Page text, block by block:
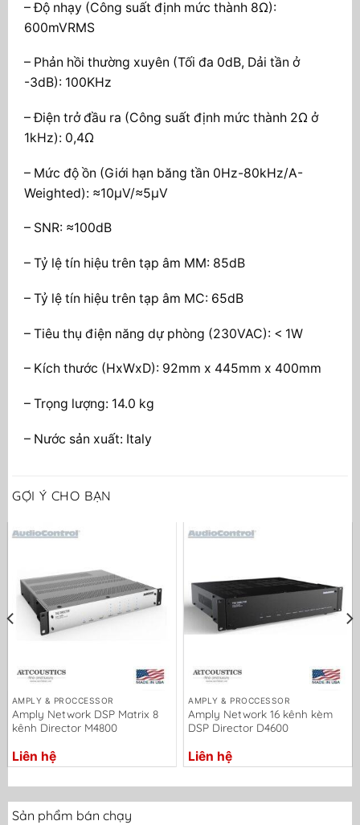
– Độ nhạy (Công suất định mức thành 8Ω):
600mVRMS
– Phản hồi thường xuyên (Tối đa 0dB, Dải tần ở
-3dB): 100KHz
– Điện trở đầu ra (Công suất định mức thành 2Ω ở
1kHz): 0,4Ω
– Mức độ ồn (Giới hạn băng tần 0Hz-80kHz/A-
Weighted): ≈10µV/≈5µV
– SNR: ≈100dB
– Tỷ lệ tín hiệu trên tạp âm MM: 85dB
– Tỷ lệ tín hiệu trên tạp âm MC: 65dB
– Tiêu thụ điện năng dự phòng (230VAC): < 1W
– Kích thước (HxWxD): 92mm x 445mm x 400mm
– Trọng lượng: 14.0 kg
– Nước sản xuất: Italy
GỢI Ý CHO BẠN
AMPLY & PROCCESSOR
Amply Network DSP Matrix 8
kênh Director M4800
Liên hệ
AMPLY & PROCCESSOR
Amply Network 16 kênh kèm
DSP Director D4600
Liên hệ
Sản phẩm bán chạy